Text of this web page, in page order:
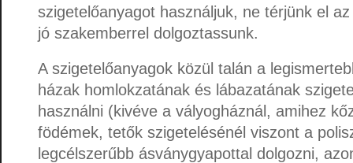
szigetelőanyagot használjuk, ne térjünk el
jó szakemberrel dolgoztassunk.
A szigetelőanyagok közül talán a
házak homlokzatának és lábazatának
használni (kivéve a vályogháznál, amihez
födémek, tetők szigetelésénél viszont a
legcélszerűbb ásványgyapottal dolgozni,